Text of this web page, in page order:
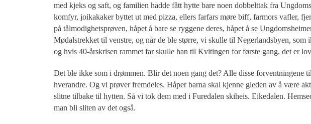
med kjeks og saft, og familien hadde fått hytte bare noen dobbelttak fra
komfyr, joikakaker byttet ut med pizza, ellers farfars møre biff, farmors vafler,
på tålmodighetsprøven, håpet å bare se ryggene deres, håpet å se
Mødalstrekket til venstre, og når de ble større, vi skulle til Negerlandsbyen,
og hvis 40-årskrisen rammet far skulle han til Kvitingen for første gang, det er
Det ble ikke som i drømmen. Blir det noen gang det? Alle disse forventningene
hverandre. Og vi prøver fremdeles. Håper barna skal kjenne gleden av å være
slitne tilbake til hytten. Så vi tok dem med i Furedalen skiheis. Eikedalen.
man bli sliten av det også.